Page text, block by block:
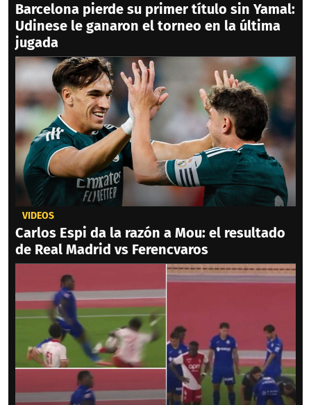
Barcelona pierde su primer título sin Yamal:
Udinese le ganaron el torneo en la última
jugada
VIDEOS
Carlos Espi da la razón a Mou: el resultado
de Real Madrid vs Ferencvaros